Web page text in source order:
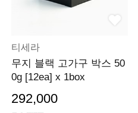
티세라
무지 블랙 고가구 박스 50
0g [12ea] x 1box
292,000